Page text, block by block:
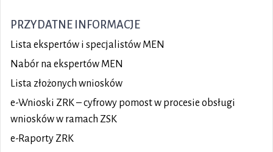
PRZYDATNE INFORMACJE
Lista ekspertów i specjalistów MEN
Nabór na ekspertów MEN
Lista złożonych wniosków
e-Wnioski ZRK – cyfrowy pomost w procesie obsługi
wniosków w ramach ZSK
e-Raporty ZRK